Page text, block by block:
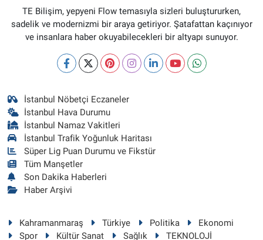
TE Bilişim, yepyeni Flow temasıyla sizleri buluştururken,
sadelik ve modernizmi bir araya getiriyor. Şatafattan kaçınıyor
ve insanlara haber okuyabilecekleri bir altyapı sunuyor.
İstanbul Nöbetçi Eczaneler
İstanbul Hava Durumu
İstanbul Namaz Vakitleri
İstanbul Trafik Yoğunluk Haritası
Süper Lig Puan Durumu ve Fikstür
Tüm Manşetler
Son Dakika Haberleri
Haber Arşivi
Kahramanmaraş Türkiye Politika
Ekonomi
Spor
Kültür Sanat Sağlık TEKNOLOJİ